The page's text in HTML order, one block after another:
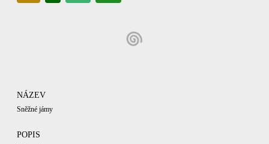
NÁZEV
Sněžné jámy
POPIS